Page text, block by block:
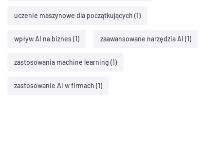
uczenie maszynowe dla początkujących (1)
wpływ AI na biznes(1) zaawansowane narzędzia AI (1)
zastosowania machine learning (1)
zastosowanie AI w firmach (1)